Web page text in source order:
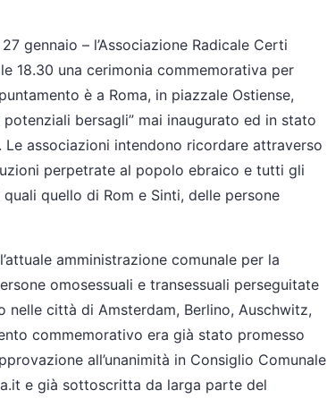
gennaio – l’Associazione Radicale Certi
18.30 una cerimonia commemorativa per
è a Roma, in piazzale Ostiense,
bersagli” mai inaugurato ed in stato
associazioni intendono ricordare attraverso
perpetrate al popolo ebraico e tutti gli
quello di Rom e Sinti, delle persone
amministrazione comunale per la
omosessuali e transessuali perseguitate
città di Amsterdam, Berlino, Auschwitz,
commemorativo era già stato promesso
all’unanimità in Consiglio Comunale
e già sottoscritta da larga parte del